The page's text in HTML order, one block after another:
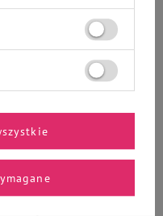
które koty analizują z
są przez nie
u niektórych zwierząt
w obrębie błony
ubożeje.